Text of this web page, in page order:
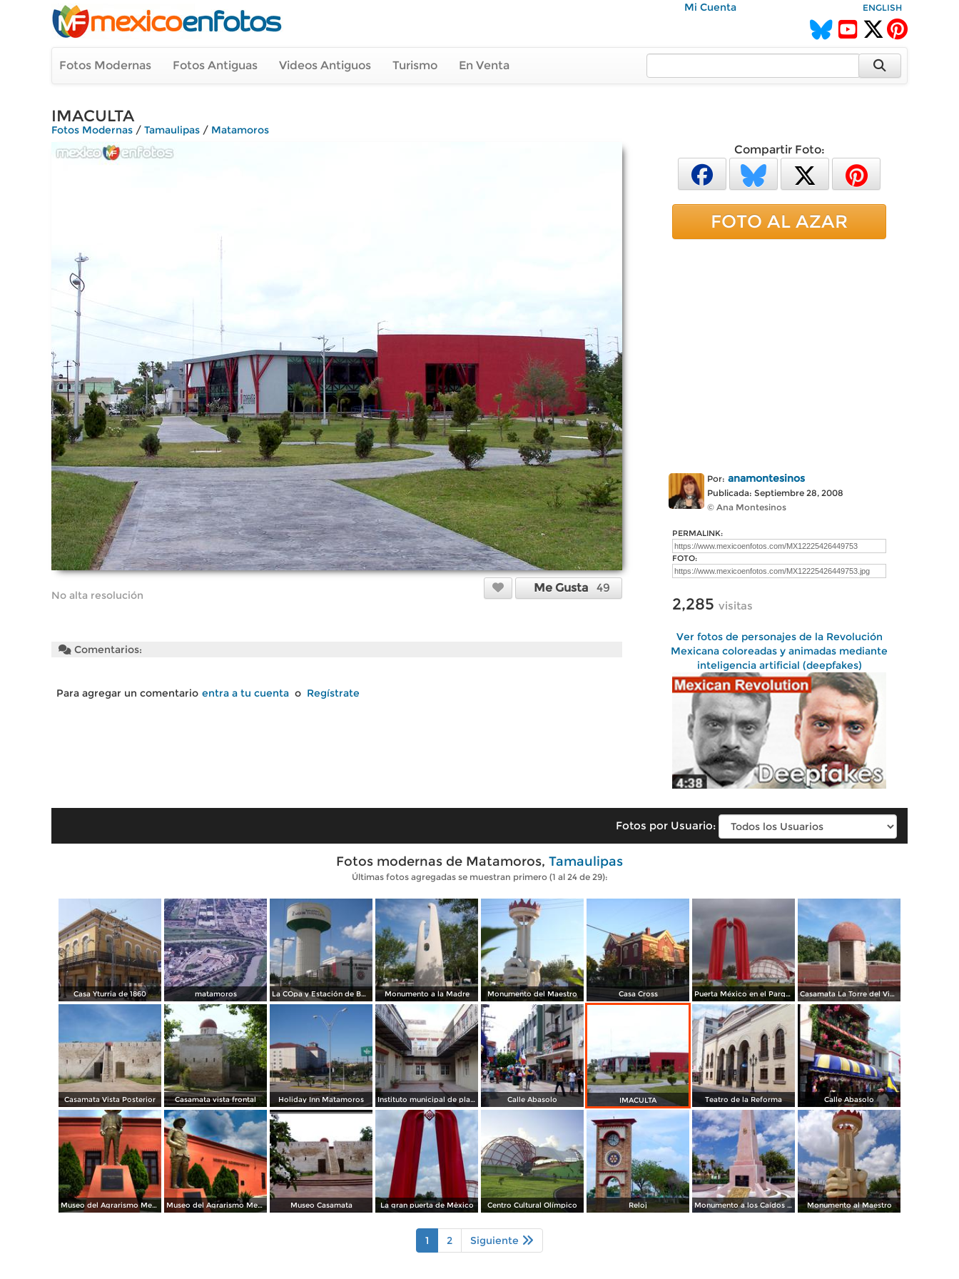
Mi Cuenta ENGLISH
Fotos Modernas Fotos Antiguas Videos Antiguos Turismo En Venta
IMACULTA
Fotos Modernas / Tamaulipas / Matamoros
No alta resolución
Me Gusta 49
Comentarios:
Para agregar un comentario entra a tu cuenta o Regístrate
Compartir Foto:
FOTO AL AZAR
Por: anamontesinos
Publicada: Septiembre 28, 2008
© Ana Montesinos
PERMALINK:
FOTO:
2,285 visitas
Ver fotos de personajes de la Revolución
Mexicana coloreadas y animadas mediante
inteligencia artificial (deepfakes)
Fotos por Usuario:
Fotos modernas de Matamoros, Tamaulipas
Últimas fotos agregadas se muestran primero (1 al 24 de 29):
Casa Yturria de 1860 matamoros La COpa y Estación de Bomberos Monumento a la Madre Monumento del Maestro Casa Cross Puerta México en el Parque Olímpico Casamata La Torre del Vigía
Casamata Vista Posterior Casamata vista frontal Holiday Inn Matamoros Instituto municipal de planeación Calle Abasolo IMACULTA Teatro de la Reforma Calle Abasolo
Museo del Agrarismo Mexicano Museo del Agrarismo Mexicano Museo Casamata La gran puerta de Mèxico Centro Cultural Olímpico Reloj Monumento a los Caídos en la defensa de la Patria Monumento al Maestro
1 2 Siguiente